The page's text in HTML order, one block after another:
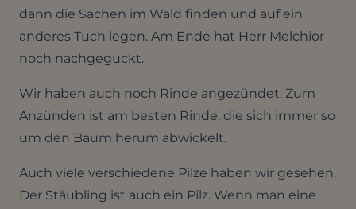
dann die Sachen im Wald finden und auf ein
anderes Tuch legen. Am Ende hat Herr Melchior
noch nachgeguckt.
Wir haben auch noch Rinde angezündet. Zum
Anzünden ist am besten Rinde, die sich immer so
um den Baum herum abwickelt.
Auch viele verschiedene Pilze haben wir gesehen.
Der Stäubling ist auch ein Pilz. Wenn man eine